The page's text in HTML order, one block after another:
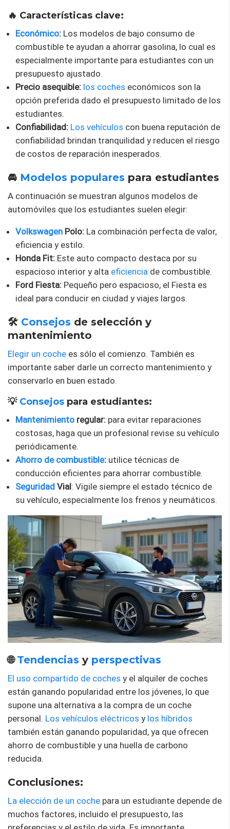
🔥 Características clave:
Económico: Los modelos de bajo consumo de
combustible te ayudan a ahorrar gasolina, lo cual es
especialmente importante para estudiantes con un
presupuesto ajustado.
Precio asequible: los coches económicos son la
opción preferida dado el presupuesto limitado de los
estudiantes.
Confiabilidad: Los vehículos con buena reputación de
confiabilidad brindan tranquilidad y reducen el riesgo
de costos de reparación inesperados.
🚘 Modelos populares para estudiantes
A continuación se muestran algunos modelos de
automóviles que los estudiantes suelen elegir:
Volkswagen Polo: La combinación perfecta de valor,
eficiencia y estilo.
Honda Fit: Este auto compacto destaca por su
espacioso interior y alta eficiencia de combustible.
Ford Fiesta: Pequeño pero espacioso, el Fiesta es
ideal para conducir en ciudad y viajes largos.
🛠️ Consejos de selección y
mantenimiento
Elegir un coche es sólo el comienzo. También es
importante saber darle un correcto mantenimiento y
conservarlo en buen estado.
💡 Consejos para estudiantes:
Mantenimiento regular: para evitar reparaciones
costosas, haga que un profesional revise su vehículo
periódicamente.
Ahorro de combustible: utilice técnicas de
conducción eficientes para ahorrar combustible.
Seguridad Vial: Vigile siempre el estado técnico de
su vehículo, especialmente los frenos y neumáticos.
🌐Tendencias y perspectivas
El uso compartido de coches y el alquiler de coches
están ganando popularidad entre los jóvenes, lo que
supone una alternativa a la compra de un coche
personal. Los vehículos eléctricos y los híbridos
también están ganando popularidad, ya que ofrecen
ahorro de combustible y una huella de carbono
reducida.
Conclusiones:
La elección de un coche para un estudiante depende de
muchos factores, incluido el presupuesto, las